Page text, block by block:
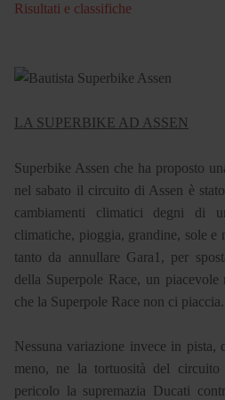
Risultati e classifiche
LA SUPERBIKE AD ASSEN
Superbike Assen che ha proposto
nel sabato il circuito di Assen è
cambiamenti climatici degni di
climatiche, pioggia, grandine, sole
tanto da annullare Gara1, per
della Superpole Race, un
che la Superpole Race non ci piaccia.
Nessuna variazione invece in
meno, ne la tortuosità del
pericolo la supremazia Ducati